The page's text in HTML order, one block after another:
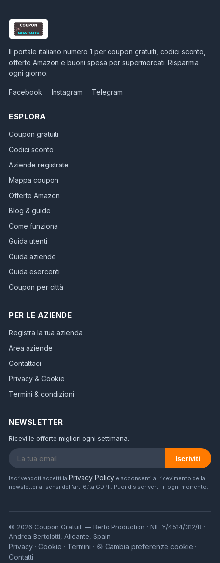
Il portale italiano numero 1 per coupon gratuiti, codici sconto,
offerte Amazon e buoni spesa per supermercati. Risparmia
ogni giorno.
Facebook Instagram Telegram
ESPLORA
Coupon gratuiti
Codici sconto
Aziende registrate
Mappa coupon
Offerte Amazon
Blog & guide
Come funziona
Guida utenti
Guida aziende
Guida esercenti
Coupon per città
PER LE AZIENDE
Registra la tua azienda
Area aziende
Contattaci
Privacy & Cookie
Termini & condizioni
NEWSLETTER
Ricevi le offerte migliori ogni settimana.
Iscriviti
Iscrivendoti accetti la Privacy Policy e acconsenti al ricevimento della
newsletter ai sensi dell'art. 6.1.a GDPR. Puoi disiscriverti in ogni momento.
© 2026 Coupon Gratuiti — Berto Production · NIF Y/4514/312/R ·
Andrea Bertolotti, Alicante, Spain
Privacy · Cookie · Termini · 🍪 Cambia preferenze cookie ·
Contatti